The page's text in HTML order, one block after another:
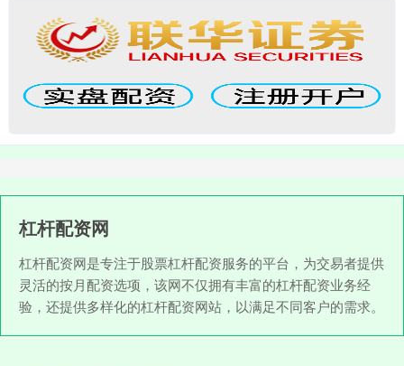
杠杆配资网
杠杆配资网是专注于股票杠杆配资服务的平台，为交易者提供
灵活的按月配资选项，该网不仅拥有丰富的杠杆配资业务经
验，还提供多样化的杠杆配资网站，以满足不同客户的需求。